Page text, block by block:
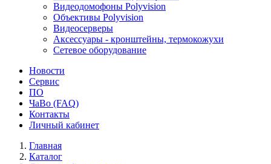
Видеодомофоны Polyvision
Объективы Polyvision
Видеосерверы
Аксессуары - кронштейны, термокожухи
Сетевое оборудование
Новости
Сервис
ПО
ЧаВо (FAQ)
Контакты
Личный кабинет
Главная
Каталог